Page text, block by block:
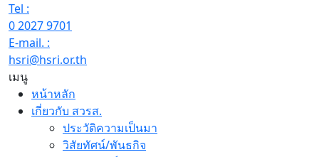
Tel :
0 2027 9701
E-mail. :
hsri@hsri.or.th
เมนู
หน้าหลัก
เกี่ยวกับ สวรส.
ประวัติความเป็นมา
วิสัยทัศน์/พันธกิจ